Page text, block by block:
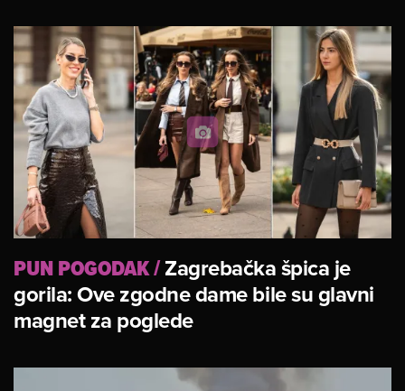
PUN POGODAK/Zagrebačka špica je
gorila: Ove zgodne dame bile su glavni
magnet za poglede